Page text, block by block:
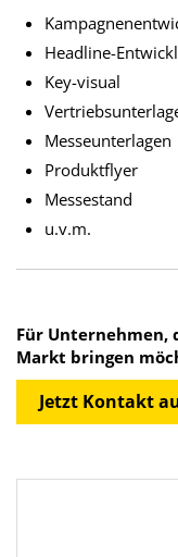
Headline-
Key-visual
Messeunterlagen
Produktflyer
Messestand
u.v.m.
Für Unternehmen,
Markt bringen
Jetzt Kontakt